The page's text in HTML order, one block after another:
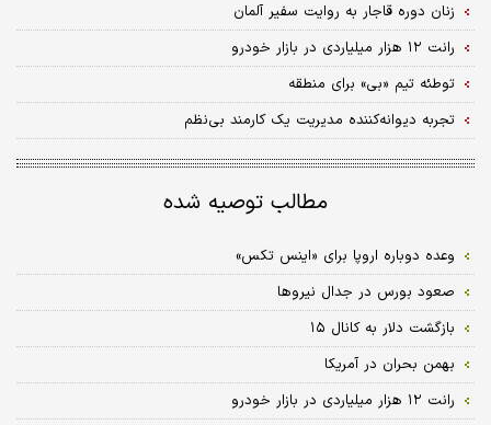
زنان دوره قاجار به روایت سفیر آلمان
رانت ۱۲ هزار میلیاردی در بازار خودرو
توطئه تیم «بی» برای منطقه
تجربه دیوانه‌کننده مدیریت یک کارمند بی‌نظم
مطالب توصیه شده
وعده دوباره اروپا برای «اینس تکس»
صعود بورس در جدال نیروها
بازگشت دلار به کانال ۱۵
بهمن بحران در آمریکا
رانت ۱۲ هزار میلیاردی در بازار خودرو